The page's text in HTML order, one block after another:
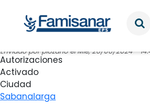
Enviado porplozanoelMié, 26/06/2024 -
Autorizaciones
Activado
Ciudad
Sabanalarga